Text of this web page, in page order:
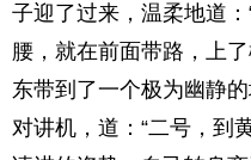
子迎了过来，温柔地道
腰，就在前面带路，上
东带到了一个极为幽静
对讲机，道：“二号，到